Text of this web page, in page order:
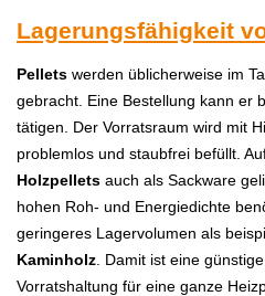
Lagerungsfähigkeit
Pellets werden üblicherweise im
gebracht. Eine Bestellung kann er
tätigen. Der Vorratsraum wird mit
problemlos und staubfrei befüllt.
Holzpellets auch als Sackware
hohen Roh- und Energiedichte
geringeres Lagervolumen als
Kaminholz . Damit ist eine
Vorratshaltung für eine ganze